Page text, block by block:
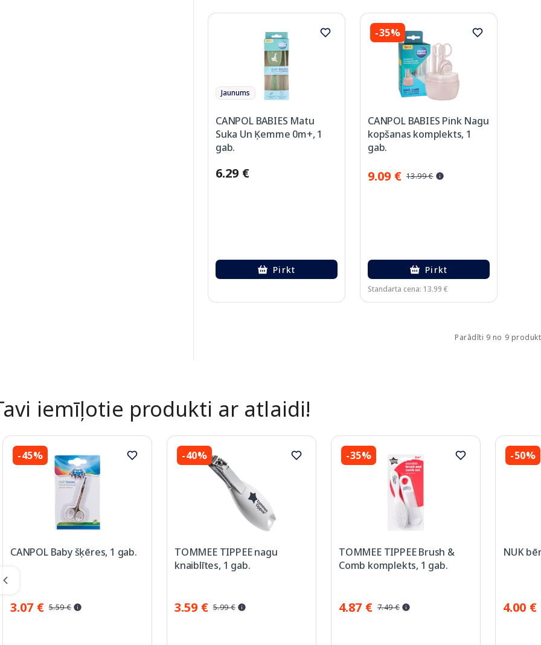
Jaunums
CANPOL BABIES Matu
Suka Un Ķemme 0m+, 1
gab.
6.29 €
Pirkt
-35%
CANPOL BABIES Pink Nagu
kopšanas komplekts, 1
gab.
9.09 € 13.99 €
Pirkt
Standarta cena: 13.99 €
Parādīti 9 no 9
iemīļotie produkti ar atlaidi!
-45%
CANPOL Baby šķēres, 1 gab.
3.07 € 5.59 €
-40%
TOMMEE TIPPEE nagu
knaiblītes, 1 gab.
3.59 € 5.99 €
-35%
TOMMEE TIPPEE Brush &
Comb komplekts, 1 gab.
4.87 € 7.49 €
-50%
NUK
4.00 €